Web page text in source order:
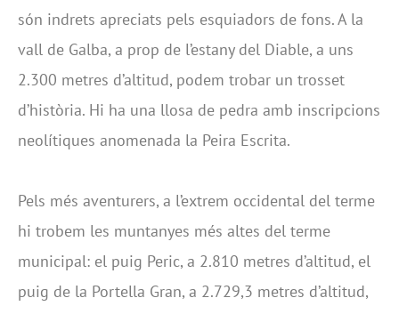
són indrets apreciats pels esquiadors de fons. A la
vall de Galba, a prop de l’estany del Diable, a uns
2.300 metres d’altitud, podem trobar un trosset
d’història. Hi ha una llosa de pedra amb inscripcions
neolítiques anomenada la Peira Escrita.
Pels més aventurers, a l’extrem occidental del terme
hi trobem les muntanyes més altes del terme
municipal: el puig Peric, a 2.810 metres d’altitud, el
puig de la Portella Gran, a 2.729,3 metres d’altitud,